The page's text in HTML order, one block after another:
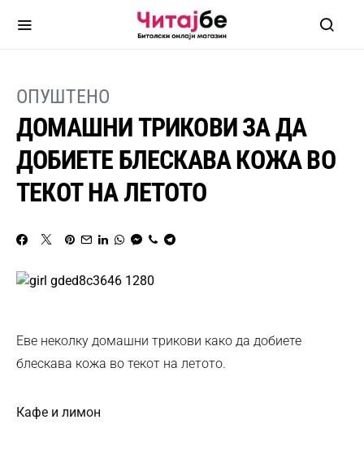
ОПУШТЕНО
ДОМАШНИ ТРИКОВИ ЗА ДА
ДОБИЕТЕ БЛЕСКАВА КОЖА ВО
ТЕКОТ НА ЛЕТОТО
Еве неколку домашни трикови како да добиете
блескава кожа во текот на летото.
Кафе и лимон